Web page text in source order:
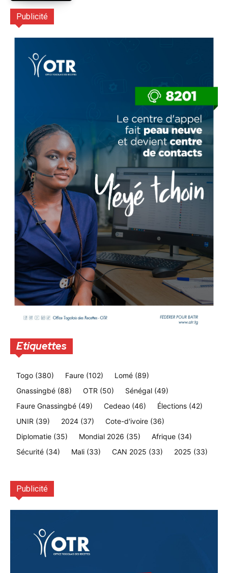
Publicité
Etiquettes
Togo (380) Faure (102) Lomé (89)
Gnassingbé (88) OTR (50) Sénégal (49)
Faure Gnassingbé (49) Cedeao (46) Élections (42)
UNIR (39) 2024 (37) Cote-d'ivoire (36)
Diplomatie (35) Mondial 2026 (35) Afrique (34)
Sécurité (34) Mali (33) CAN 2025 (33) 2025 (33)
Publicité